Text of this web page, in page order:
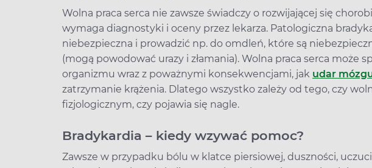
Wolna praca serca nie zawsze świadczy o rozwijającej się
wymaga diagnostyki i oceny przez lekarza. Patologiczna
niebezpieczna i prowadzić np. do omdleń, które są
(mogą powodować urazy i złamania). Wolna praca serca może
organizmu wraz z poważnymi konsekwencjami, jak udar
zatrzymanie krążenia. Dlatego wszystko zależy od tego, czy
fizjologicznym, czy pojawia się nagle.
Bradykardia – kiedy wzywać pomoc?
Zawsze w przypadku bólu w klatce piersiowej, duszności,